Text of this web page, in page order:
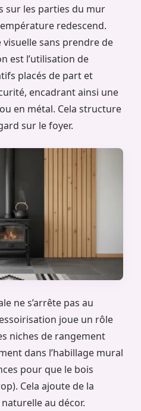
sur les parties du mur
redescend.
sans prendre de
est l’utilisation de
placés de part et
encadrant ainsi une
en métal. Cela structure
sur le foyer.
ne s’arrête pas au
joue un rôle
niches de rangement
dans l’habillage mural
pour que le bois
Cela ajoute de la
au décor.